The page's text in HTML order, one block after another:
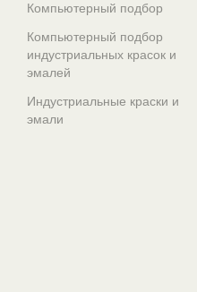
Компьютерный подбор
Компьютерный подбор
индустриальных красок и
эмалей
Индустриальные краски и
эмали